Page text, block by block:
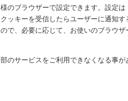
のブラウザーで設定できます。設定は
ッキーを受信したらユーザーに通知
で、必要に応じて、お使いのブラウザ
のサービスをご利用できなくなる事が